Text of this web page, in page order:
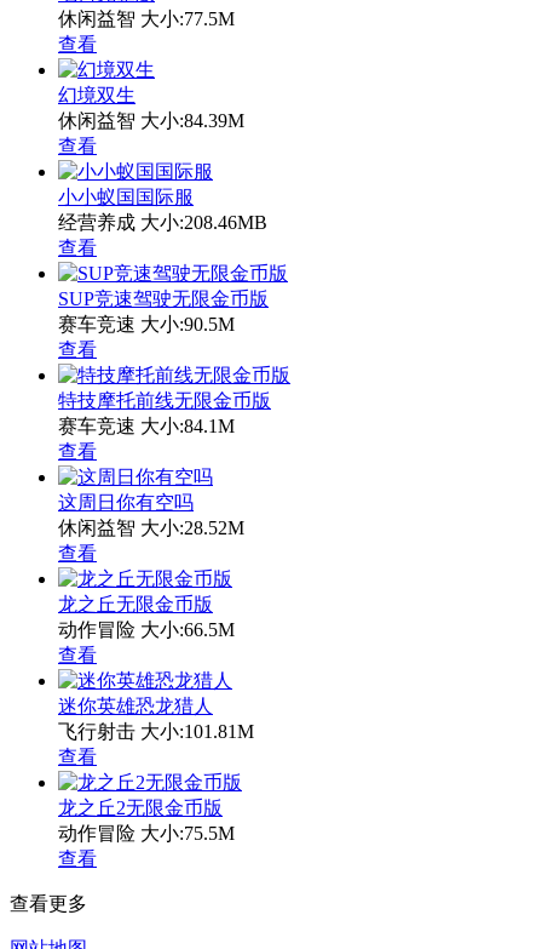
休闲益智 大小:77.5M
查看
幻境双生
休闲益智 大小:84.39M
查看
小小蚁国国际服
经营养成 大小:208.46MB
查看
SUP竞速驾驶无限金币版
赛车竞速 大小:90.5M
查看
特技摩托前线无限金币版
赛车竞速 大小:84.1M
查看
这周日你有空吗
休闲益智 大小:28.52M
查看
龙之丘无限金币版
动作冒险 大小:66.5M
查看
迷你英雄恐龙猎人
飞行射击 大小:101.81M
查看
龙之丘2无限金币版
动作冒险 大小:75.5M
查看
查看更多